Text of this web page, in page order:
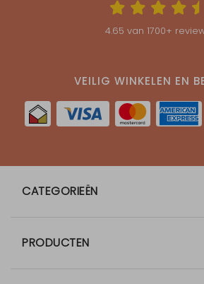
4.65 van 1700+
VEILIG WINKELEN EN
CATEGORIEËN
PRODUCTEN